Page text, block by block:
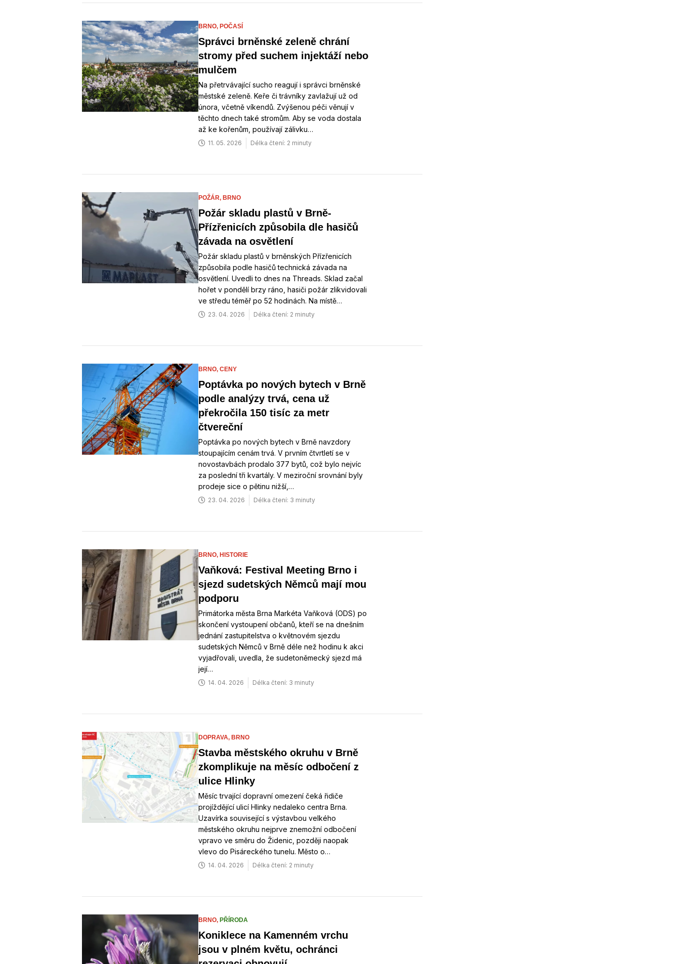
BRNO, POČASÍ
Správci brněnské zeleně chrání
stromy před suchem injektáží nebo
mulčem
Na přetrvávající sucho reagují i správci brněnské
městské zeleně. Keře či trávníky zavlažují už od
února, včetně víkendů. Zvýšenou péči věnují v
těchto dnech také stromům. Aby se voda dostala
až ke kořenům, používají zálivku…
11. 05. 2026 Délka čtení: 2 minuty
POŽÁR, BRNO
Požár skladu plastů v Brně-
Přízřenicích způsobila dle hasičů
závada na osvětlení
Požár skladu plastů v brněnských Přízřenicích
způsobila podle hasičů technická závada na
osvětlení. Uvedli to dnes na Threads. Sklad začal
hořet v pondělí brzy ráno, hasiči požár zlikvidovali
ve středu téměř po 52 hodinách. Na místě…
23. 04. 2026 Délka čtení: 2 minuty
BRNO, CENY
Poptávka po nových bytech v Brně
podle analýzy trvá, cena už
překročila 150 tisíc za metr
čtvereční
Poptávka po nových bytech v Brně navzdory
stoupajícím cenám trvá. V prvním čtvrtletí se v
novostavbách prodalo 377 bytů, což bylo nejvíc
za poslední tři kvartály. V meziroční srovnání byly
prodeje sice o pětinu nižší,…
23. 04. 2026 Délka čtení: 3 minuty
BRNO, HISTORIE
Vaňková: Festival Meeting Brno i
sjezd sudetských Němců mají mou
podporu
Primátorka města Brna Markéta Vaňková (ODS) po
skončení vystoupení občanů, kteří se na dnešním
jednání zastupitelstva o květnovém sjezdu
sudetských Němců v Brně déle než hodinu k akci
vyjadřovali, uvedla, že sudetoněmecký sjezd má
její…
14. 04. 2026 Délka čtení: 3 minuty
DOPRAVA, BRNO
Stavba městského okruhu v Brně
zkomplikuje na měsíc odbočení z
ulice Hlinky
Měsíc trvající dopravní omezení čeká řidiče
projíždějící ulicí Hlinky nedaleko centra Brna.
Uzavírka související s výstavbou velkého
městského okruhu nejprve znemožní odbočení
vpravo ve směru do Židenic, později naopak
vlevo do Pisáreckého tunelu. Město o…
14. 04. 2026 Délka čtení: 2 minuty
BRNO, PŘÍRODA
Koniklece na Kamenném vrchu
jsou v plném květu, ochránci